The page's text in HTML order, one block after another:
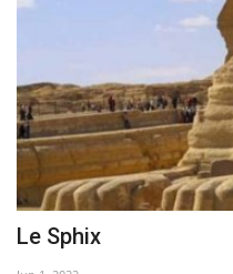
Le Sphix